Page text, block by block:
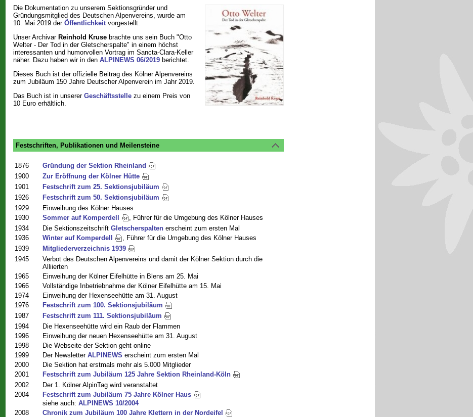
Die Dokumentation zu unserem Sektionsgründer und
Gründungsmitglied des Deutschen Alpenvereins, wurde am
10. Mai 2019 der Öffentlichkeitvorgestellt.
Unser Archivar Reinhold Krusebrachte uns sein Buch "Otto
Welter - Der Tod in der Gletscherspalte" in einem höchst
interessanten und humorvollen Vortrag im Sancta-Clara-Keller
näher. Dazu haben wir in den ALPINEWS 06/2019berichtet.
Dieses Buch ist der offizielle Beitrag des Kölner Alpenvereins
zum Jubiläum 150 Jahre Deutscher Alpenverein im Jahr 2019.
Das Buch ist in unserer Geschäftsstellezu einem Preis von
10 Euro erhältlich.
Festschriften, Publikationen und Meilensteine
1876
Gründung der Sektion Rheinland
1900
Zur Eröffnung der Kölner Hütte
1901
Festschrift zum 25. Sektionsjubiläum
1926
Festschrift zum 50. Sektionsjubiläum
1929
Einweihung des Kölner Hauses
1930
Sommer auf Komperdell
, Führer für die Umgebung des Kölner Hauses
1934
Die Sektionszeitschrift Gletscherspaltenerscheint zum ersten Mal
1936
Winter auf Komperdell
, Führer für die Umgebung des Kölner Hauses
1939
Mitgliederverzeichnis 1939
1945
Verbot des Deutschen Alpenvereins und damit der Kölner Sektion durch die
Alliierten
1965
Einweihung der Kölner Eifelhütte in Blens am 25. Mai
1966
Vollständige Inbetriebnahme der Kölner Eifelhütte am 15. Mai
1974
Einweihung der Hexenseehütte am 31. August
1976
Festschrift zum 100. Sektionsjubiläum
1987
Festschrift zum 111. Sektionsjubiläum
1994
Die Hexenseehütte wird ein Raub der Flammen
1996
Einweihung der neuen Hexenseehütte am 31. August
1998
Die Webseite der Sektion geht online
1999
Der Newsletter ALPINEWS erscheint zum ersten Mal
2000
Die Sektion hat erstmals mehr als 5.000 Mitglieder
2001
Festschrift zum Jubiläum 125 Jahre Sektion Rheinland-Köln
2002
Der 1. Kölner AlpinTag wird veranstaltet
2004
Festschrift zum Jubiläum 75 Jahre Kölner Haus
siehe auch: ALPINEWS 10/2004
2008
Chronik zum Jubiläum 100 Jahre Klettern in der Nordeifel